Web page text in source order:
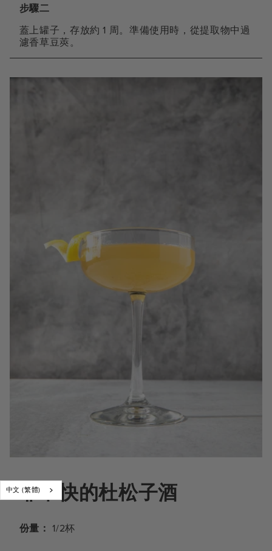
步驟二
蓋上罐子，存放約 1 周。準備使用時，從提取物中過
濾香草豆莢。
非常快的杜松子酒
份量： 1/2杯
中文 (繁體)